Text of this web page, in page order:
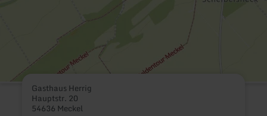
Gasthaus Herrig
Hauptstr. 20
54636 Meckel